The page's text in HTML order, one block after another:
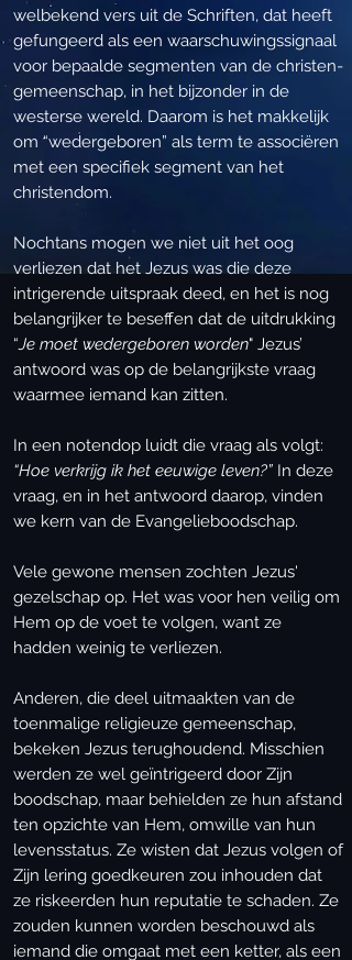
welbekend vers uit de Schriften, dat heeft
gefungeerd als een waarschuwingssignaal
voor bepaalde segmenten van de christen-
gemeenschap, in het bijzonder in de
westerse wereld. Daarom is het makkelijk
om “wedergeboren” als term te associëren
met een specifiek segment van het
christendom.
Nochtans mogen we niet uit het oog
verliezen dat het Jezus was die deze
intrigerende uitspraak deed, en het is nog
belangrijker te beseffen dat de uitdrukking
“ Je moet wedergeboren worden" Jezus’
antwoord was op de belangrijkste vraag
waarmee iemand kan zitten.
In een notendop luidt die vraag als volgt:
“Hoe verkrijg ik het eeuwige leven?” In deze
vraag, en in het antwoord daarop, vinden
we kern van de Evangelieboodschap.
Vele gewone mensen zochten Jezus'
gezelschap op. Het was voor hen veilig om
Hem op de voet te volgen, want ze
hadden weinig te verliezen.
Anderen, die deel uitmaakten van de
toenmalige religieuze gemeenschap,
bekeken Jezus terughoudend. Misschien
werden ze wel geïntrigeerd door Zijn
boodschap, maar behielden ze hun afstand
ten opzichte van Hem, omwille van hun
levensstatus. Ze wisten dat Jezus volgen of
Zijn lering goedkeuren zou inhouden dat
ze riskeerden hun reputatie te schaden. Ze
zouden kunnen worden beschouwd als
iemand die omgaat met een ketter, als een